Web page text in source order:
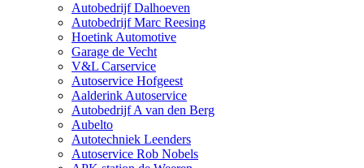
Autobedrijf Dalhoeven
Autobedrijf Marc Reesing
Hoetink Automotive
Garage de Vecht
V&L Carservice
Autoservice Hofgeest
Aalderink Autoservice
Autobedrijf A van den Berg
Aubelto
Autotechniek Leenders
Autoservice Rob Nobels